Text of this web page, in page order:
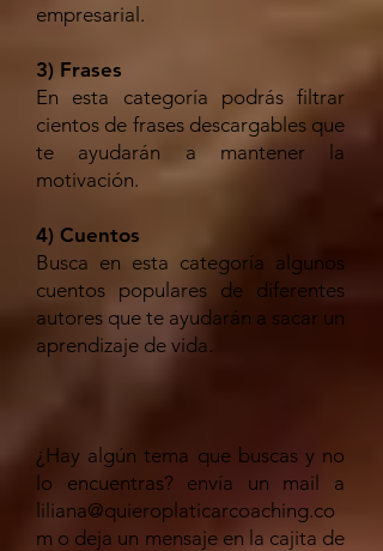
empresarial.
3) Frases
En esta categoría podrás filtrar
cientos de frases descargables que
te ayudarán a mantener la
motivación.
4) Cuentos
Busca en esta categoría algunos
cuentos populares de diferentes
autores que te ayudarán a sacar un
aprendizaje de vida.
¿Hay algún tema que buscas y no
lo encuentras? envía un mail a
liliana@quieroplaticarcoaching.co
m o deja un mensaje en la cajita de